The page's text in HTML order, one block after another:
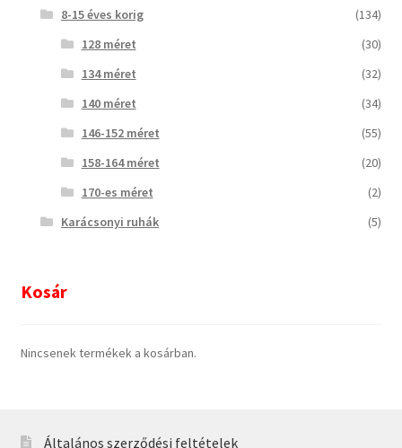
8-15 éves korig
(134)
128 méret
(30)
134 méret
(32)
140 méret
(34)
146-152 méret
(55)
158-164 méret
(20)
170-es méret
(2)
Karácsonyi ruhák
(5)
Kosár
Nincsenek termékek a kosárban.
Általános szerződési feltételek